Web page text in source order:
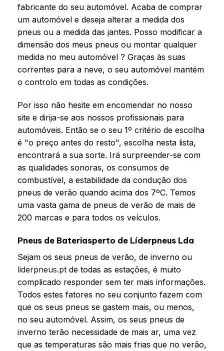
fabricante do seu automóvel. Acaba de comprar
um automóvel e deseja alterar a medida dos
pneus ou a medida das jantes. Posso modificar a
dimensão dos meus pneus ou montar qualquer
medida no meu automóvel ? Graças às suas
correntes para a neve, o seu automóvel mantém
o controlo em todas as condições.
Por isso não hesite em encomendar no nosso
site e dirija-se aos nossos profissionais para
automóveis. Então se o seu 1º critério de escolha
é "o preço antes do resto", escolha nesta lista,
encontrará a sua sorte. Irá surpreender-se com
as qualidades sonoras, os consumos de
combustível, a estabilidade da condução dos
pneus de verão quando acima dos 7ºC. Temos
uma vasta gama de pneus de verão de mais de
200 marcas e para todos os veículos.
Pneus de Bateriasperto de Líderpneus Lda
Sejam os seus pneus de verão, de inverno ou
liderpneus.pt de todas as estações, é muito
complicado responder sem ter mais informações.
Todos estes fatores no seu conjunto fazem com
que os seus pneus se gastem mais, ou menos,
no seu automóvel. Assim, os seus pneus de
inverno terão necessidade de mais ar, uma vez
que as temperaturas são mais frias que no verão,